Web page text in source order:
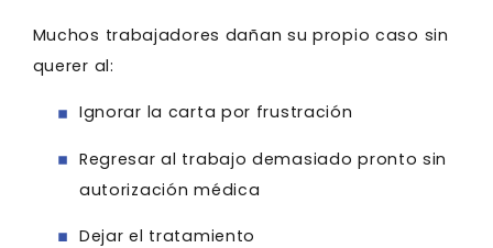
Muchos trabajadores dañan su propio caso sin
querer al:
Ignorar la carta por frustración
Regresar al trabajo demasiado pronto sin
autorización médica
Dejar el tratamiento